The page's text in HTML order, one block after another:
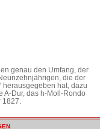
genau den Umfang, der
die der
herausgegeben hat, dazu
A-Dur, das h-Moll-Rondo